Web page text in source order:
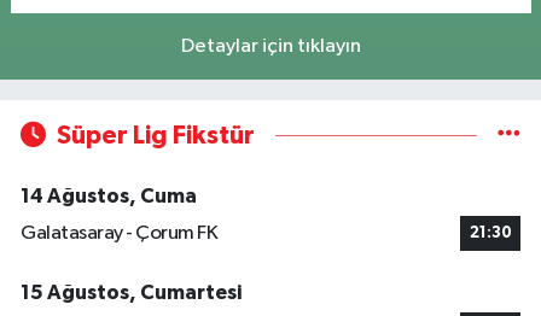
Detaylar için tıklayın
Süper Lig Fikstür
14 Ağustos, Cuma
Galatasaray - Çorum FK
21:30
15 Ağustos, Cumartesi